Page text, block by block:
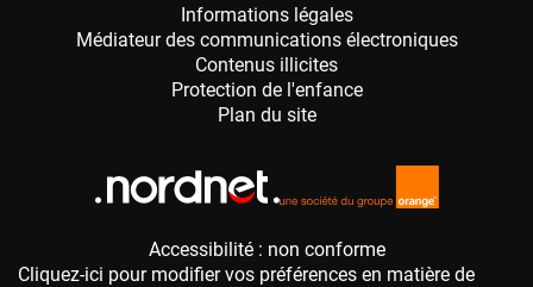
Accessibilité : non conforme
Cliquez-ici pour modifier vos préférences en matière de